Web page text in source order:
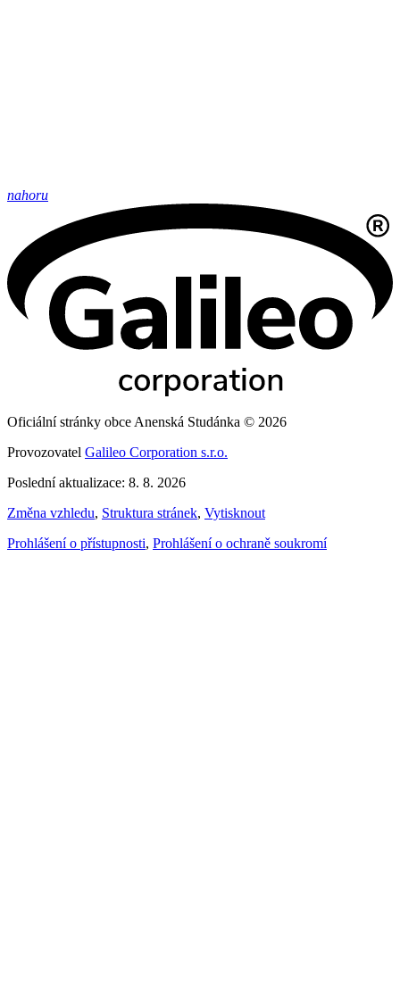
nahoru
Oficiální stránky obce Anenská Studánka © 2026
Provozovatel Galileo Corporation s.r.o.
Poslední aktualizace: 8. 8. 2026
Změna vzhledu, Struktura stránek, Vytisknout
Prohlášení o přístupnosti, Prohlášení o ochraně soukromí